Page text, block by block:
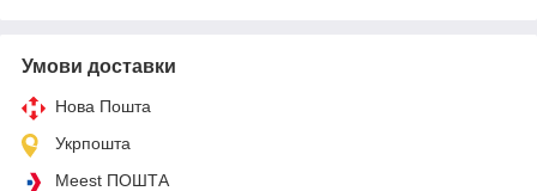
Умови доставки
Нова Пошта
Укрпошта
Meest ПОШТА